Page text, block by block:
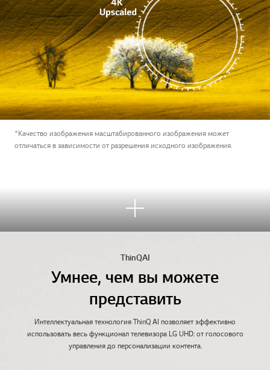
*Качество изображения масштабированного изображения может
отличаться в зависимости от разрешения исходного изображения.
Узна
ть
боль
ThinQ AI
Умнее, чем вы можете
представить
Интеллектуальная технология ThinQ AI позволяет эффективно
использовать весь функционал телевизора LG UHD: от голосового
управления до персонализации контента.